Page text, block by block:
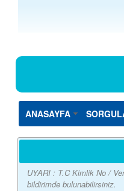
ANASAYFA
UYARI : T.C Kimlik No /
bildirimde bulunabilirsiniz.